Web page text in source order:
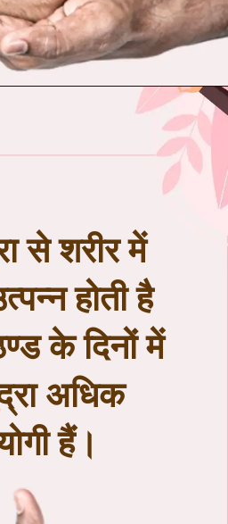
से शरीर में
होती है
के दिनों में
अधिक
हैं।